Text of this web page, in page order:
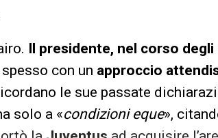
Il presidente, nel corso
spesso con un approccio
le sue passate
solo a «condizioni eque»,